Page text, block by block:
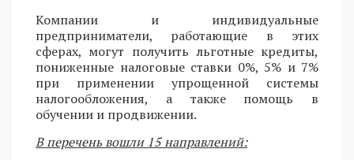
Компании и индивидуальные
предприниматели, работающие в этих
сферах, могут получить льготные кредиты,
пониженные налоговые ставки 0%, 5% и 7%
при применении упрощенной системы
налогообложения, а также помощь в
обучении и продвижении.
В перечень вошли 15 направлений: